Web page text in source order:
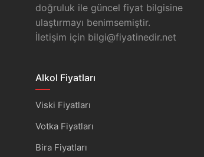
doğruluk ile güncel fiyat bilgisine
ulaştırmayı benimsemiştir.
İletişim için bilgi@fiyatinedir.net
Alkol Fiyatları
Viski Fiyatları
Votka Fiyatları
Bira Fiyatları